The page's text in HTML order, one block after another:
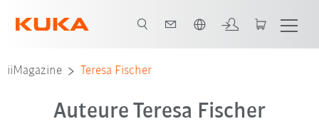
iiMagazine Teresa Fischer
Auteure Teresa Fischer